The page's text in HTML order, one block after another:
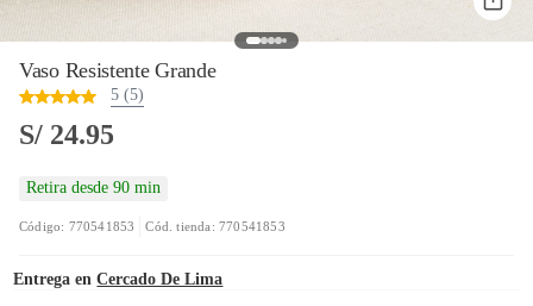
Vaso Resistente Grande
5 (5)
S/ 24.95
Retira desde 90 min
Código: 770541853 Cód. tienda: 770541853
Entrega en Cercado De Lima